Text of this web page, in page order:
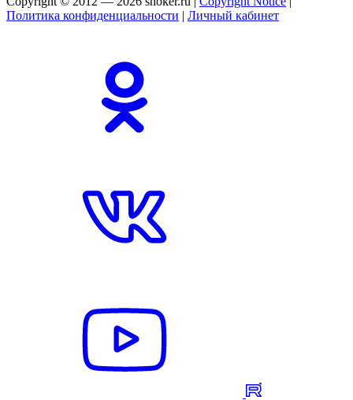
Политика конфиденциальности | Личный кабинет